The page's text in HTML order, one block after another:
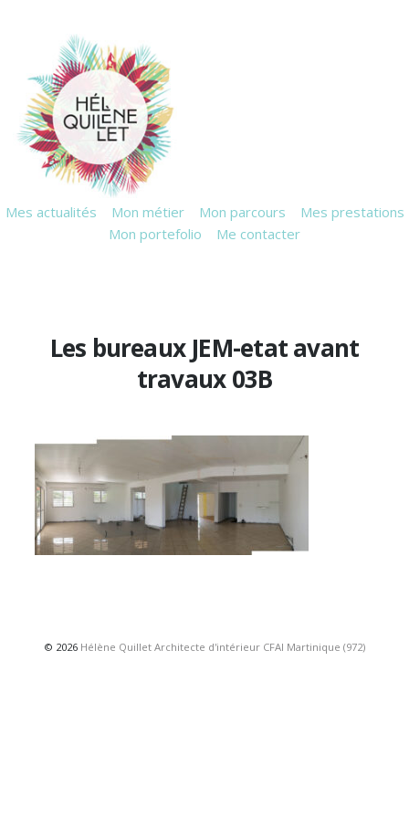
Mes actualités Mon métier Mon parcours
Mes prestations
Mon portefolio
Me contacter
Les bureaux JEM-etat avant
travaux 03B
© 2026 Hélène Quillet Architecte d'intérieur CFAI Martinique (972)